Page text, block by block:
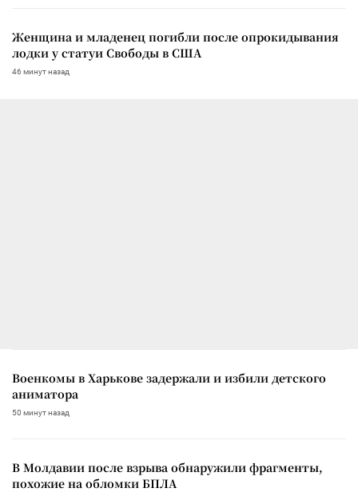
Женщина и младенец погибли после опрокидывания
лодки у статуи Свободы в США
46 минут назад
Военкомы в Харькове задержали и избили детского
аниматора
50 минут назад
В Молдавии после взрыва обнаружили фрагменты,
похожие на обломки БПЛА